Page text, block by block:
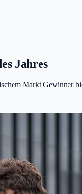
Jahres
Markt Gewinner